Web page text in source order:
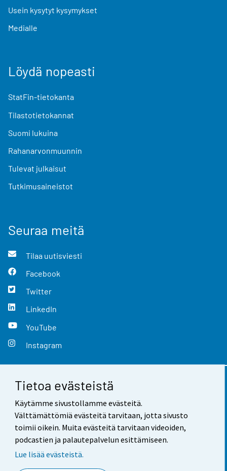
Tietoa evästeistä
Käytämme sivustollamme evästeitä.
Välttämättömiä evästeitä tarvitaan, jotta sivusto
toimii oikein. Muita evästeitä tarvitaan videoiden,
podcastien ja palautepalvelun esittämiseen.
Lue lisää evästeistä.
Usein kysytyt kysymykset
Medialle
Löydä nopeasti
StatFin-tietokanta
Tilastotietokannat
Suomi lukuina
Rahanarvonmuunnin
Tulevat julkaisut
Tutkimusaineistot
Seuraa meitä
Tilaa uutisviesti
Facebook
Twitter
LinkedIn
YouTube
Instagram
Yhteystiedot
Palaute
Käyttöehdot
Saavutettavuus